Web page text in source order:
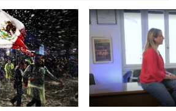
Σπυριδούλα Βαρλοκώστα,
ένα καινοτόμο, σταθμισμένο
των λεξικών και γραμματικών
ασθενείς με αφασία. Η
γλωσσική […]